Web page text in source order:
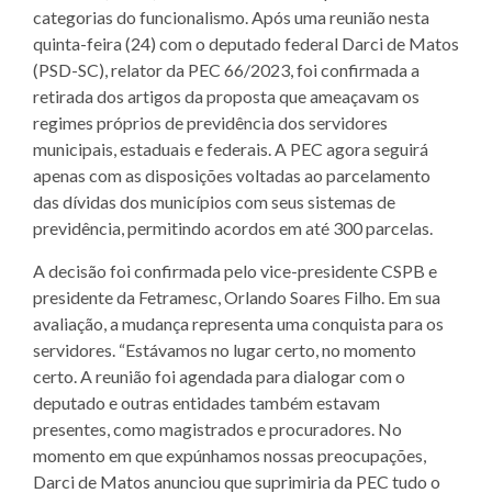
categorias do funcionalismo. Após uma reunião nesta
quinta-feira (24) com o deputado federal Darci de Matos
(PSD-SC), relator da PEC 66/2023, foi confirmada a
retirada dos artigos da proposta que ameaçavam os
regimes próprios de previdência dos servidores
municipais, estaduais e federais. A PEC agora seguirá
apenas com as disposições voltadas ao parcelamento
das dívidas dos municípios com seus sistemas de
previdência, permitindo acordos em até 300 parcelas.
A decisão foi confirmada pelo vice-presidente CSPB e
presidente da Fetramesc, Orlando Soares Filho. Em sua
avaliação, a mudança representa uma conquista para os
servidores. “Estávamos no lugar certo, no momento
certo. A reunião foi agendada para dialogar com o
deputado e outras entidades também estavam
presentes, como magistrados e procuradores. No
momento em que expúnhamos nossas preocupações,
Darci de Matos anunciou que suprimiria da PEC tudo o